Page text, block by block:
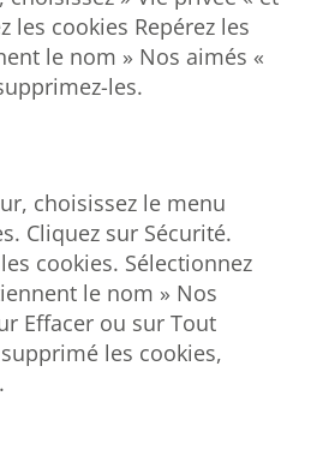
les cookies Repérez les
le nom » Nos aimés «
les.
choisissez le menu
Cliquez sur Sécurité.
cookies. Sélectionnez
le nom » Nos
Effacer ou sur Tout
les cookies,